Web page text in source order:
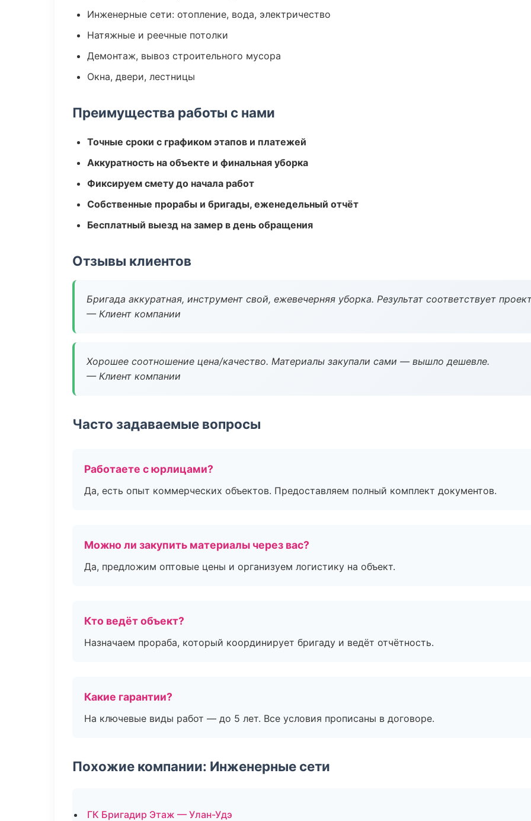
Инженерные сети: отопление, вода, электричество
Натяжные и реечные потолки
Демонтаж, вывоз строительного мусора
Окна, двери, лестницы
Преимущества работы с нами
Точные сроки с графиком этапов и платежей
Аккуратность на объекте и финальная уборка
Фиксируем смету до начала работ
Собственные прорабы и бригады, еженедельный отчёт
Бесплатный выезд на замер в день обращения
Отзывы клиентов
Бригада аккуратная, инструмент свой, ежевечерняя уборка. Результат соответствует
— Клиент компании
Хорошее соотношение цена/качество. Материалы закупали сами — вышло дешевле.
— Клиент компании
Часто задаваемые вопросы
Работаете с юрлицами?
Да, есть опыт коммерческих объектов. Предоставляем полный комплект документов.
Можно ли закупить материалы через вас?
Да, предложим оптовые цены и организуем логистику на объект.
Кто ведёт объект?
Назначаем прораба, который координирует бригаду и ведёт отчётность.
Какие гарантии?
На ключевые виды работ — до 5 лет. Все условия прописаны в договоре.
Похожие компании: Инженерные сети
ГК Бригадир Этаж — Улан-Удэ